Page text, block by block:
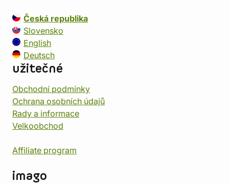
Česká republika
Slovensko
English
Deutsch
užitečné
Obchodní podmínky
Ochrana osobních údajů
Rady a informace
Velkoobchod
Affiliate program
imago